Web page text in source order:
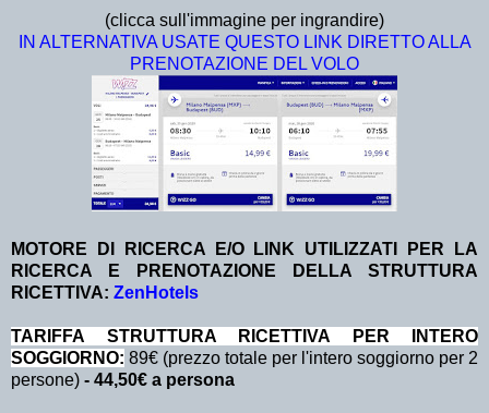
(clicca sull'immagine per ingrandire)
IN ALTERNATIVA USATE QUESTO LINK DIRETTO ALLA
PRENOTAZIONE DEL VOLO
MOTORE DI RICERCA E/O LINK UTILIZZATI PER LA
RICERCA E PRENOTAZIONE DELLA STRUTTURA
RICETTIVA: ZenHotels
TA RIFFA STRUTTURA RICETTIVA PER INTERO
SOGGIORNO: 89€ (prezzo totale per l'intero soggiorno per 2
persone) - 44,50€ a persona